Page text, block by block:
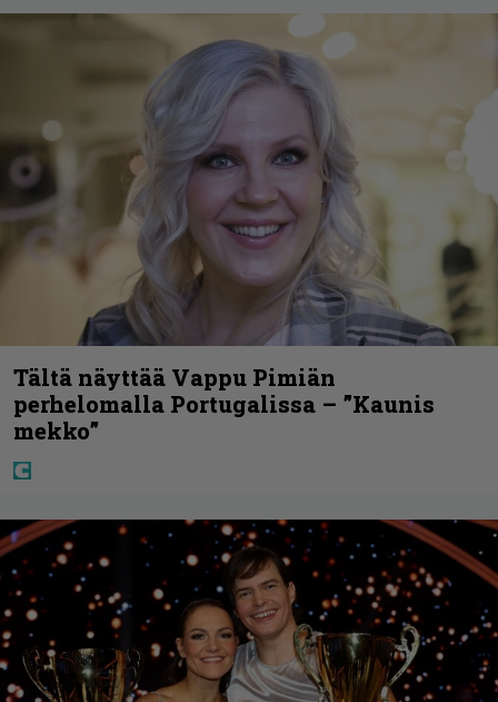
Tältä näyttää Vappu Pimiän
perhelomalla Portugalissa – ”Kaunis
mekko”